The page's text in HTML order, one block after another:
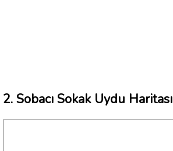
2. Sobacı Sokak Uydu Haritası